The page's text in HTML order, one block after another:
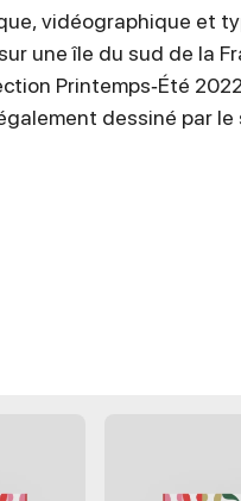
vidéographique et
une île du sud de la
Printemps‑Été
dessiné par le